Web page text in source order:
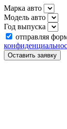
Марка авто
Модель авто
Год выпуска
отправляя
Оставить заявку